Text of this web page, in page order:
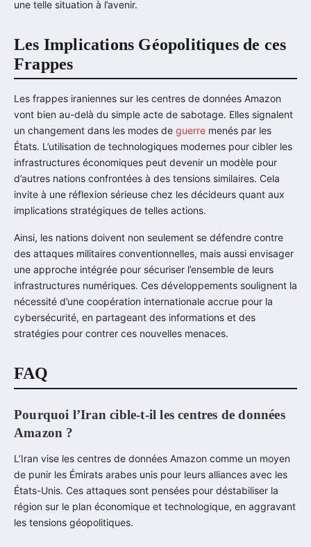
une telle situation à l’avenir.
Les Implications Géopolitiques de ces
Frappes
Les frappes iraniennes sur les centres de données Amazon
vont bien au-delà du simple acte de sabotage. Elles signalent
un changement dans les modes de guerre menés par les
États. L’utilisation de technologiques modernes pour cibler les
infrastructures économiques peut devenir un modèle pour
d’autres nations confrontées à des tensions similaires. Cela
invite à une réflexion sérieuse chez les décideurs quant aux
implications stratégiques de telles actions.
Ainsi, les nations doivent non seulement se défendre contre
des attaques militaires conventionnelles, mais aussi envisager
une approche intégrée pour sécuriser l’ensemble de leurs
infrastructures numériques. Ces développements soulignent la
nécessité d’une coopération internationale accrue pour la
cybersécurité, en partageant des informations et des
stratégies pour contrer ces nouvelles menaces.
FAQ
Pourquoi l’Iran cible-t-il les centres de données
Amazon ?
L’Iran vise les centres de données Amazon comme un moyen
de punir les Émirats arabes unis pour leurs alliances avec les
États-Unis. Ces attaques sont pensées pour déstabiliser la
région sur le plan économique et technologique, en aggravant
les tensions géopolitiques.